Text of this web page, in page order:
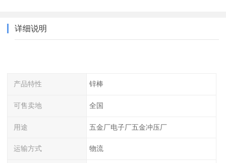
详细说明
产品特性 锌棒
可售卖地 全国
用途 五金厂电子厂五金冲压厂
运输方式 物流